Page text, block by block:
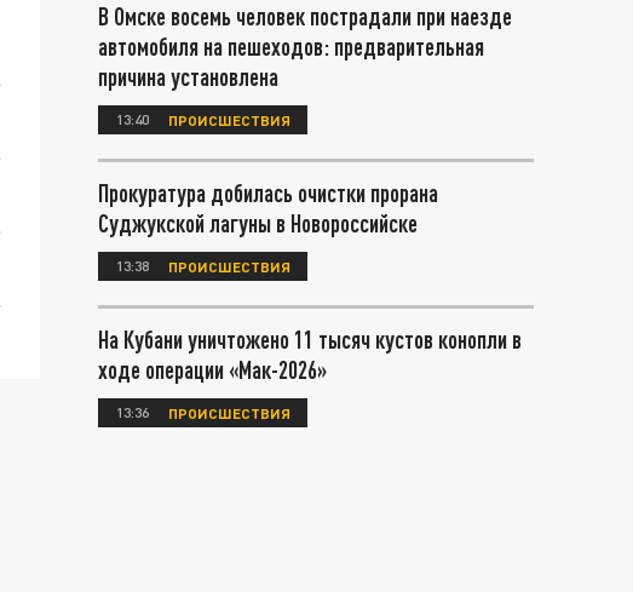
В Омске восемь человек пострадали при наезде
автомобиля на пешеходов: предварительная
причина установлена
13:40 ПРОИСШЕСТВИЯ
Прокуратура добилась очистки прорана
Суджукской лагуны в Новороссийске
13:38 ПРОИСШЕСТВИЯ
На Кубани уничтожено 11 тысяч кустов конопли в
ходе операции «Мак-2026»
13:36 ПРОИСШЕСТВИЯ